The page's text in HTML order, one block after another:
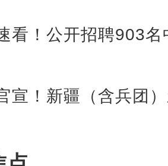
看！公开招聘903名
宣！新疆（含兵团